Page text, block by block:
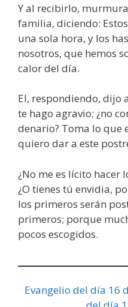
Y al recibirlo,
familia, diciendo:
una sola hora, y los
nosotros, que hemos
calor del día.
El, respondiendo, dijo
te hago agravio; ¿no
denario? Toma lo que
quiero dar a este
¿No me es lícito hacer
¿O tienes tú envidia,
los primeros serán
primeros; porque
pocos escogidos.
Evangelio del día 16